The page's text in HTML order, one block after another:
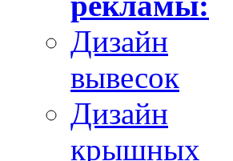
Дизайн
вывесок
Дизайн
крышных